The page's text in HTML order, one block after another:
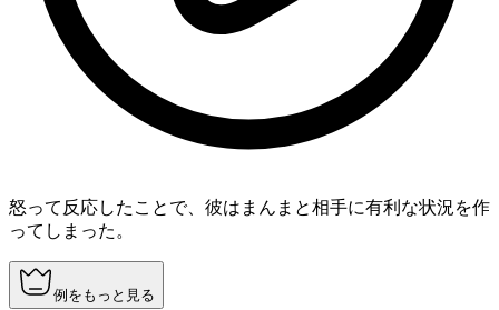
怒って反応したことで、彼はまんまと相手に有利な状況を作
ってしまった。
例をもっと見る